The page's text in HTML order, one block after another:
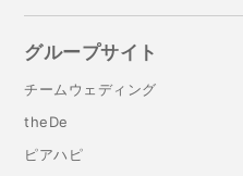
グループサイト
チームウェディング
theDe
ピアハピ